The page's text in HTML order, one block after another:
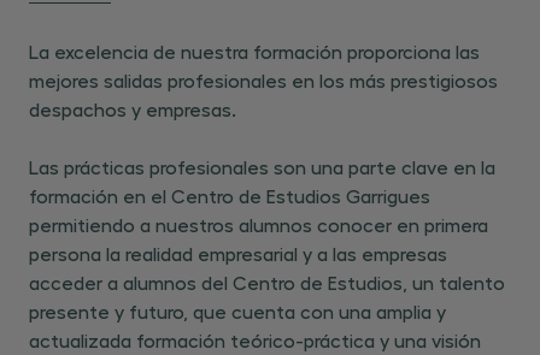
La excelencia de nuestra formación proporciona las
mejores salidas profesionales en los más prestigiosos
despachos y empresas.
Las prácticas profesionales son una parte clave en la
formación en el Centro de Estudios Garrigues
permitiendo a nuestros alumnos conocer en primera
persona la realidad empresarial y a las empresas
acceder a alumnos del Centro de Estudios, un talento
presente y futuro, que cuenta con una amplia y
actualizada formación teórico-práctica y una visión